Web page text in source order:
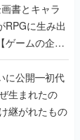
書とキャラ
RPGに生み出
ゲームの企画
に公開━初代
生まれたの
継がれたもの